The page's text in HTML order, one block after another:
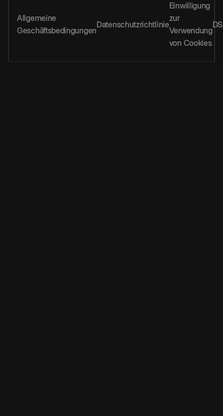
Allgemeine
Geschäftsbedingungen
Datenschutzrichtlinie
Einwilligung
zur
Verwendung
von Cookies